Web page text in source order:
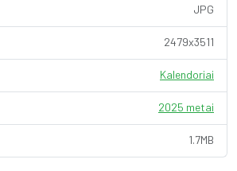
JPG
2479x3511
Kalendoriai
2025 metai
1.7MB